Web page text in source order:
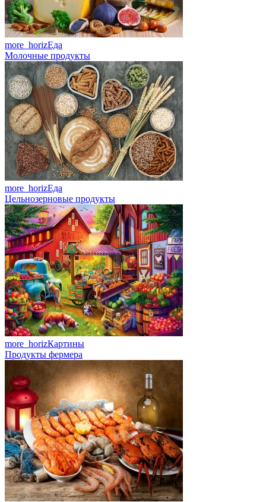
more_horizЕда
Молочные продукты
more_horizЕда
Цельнозерновые продукты
more_horizКартины
Продукты фермера